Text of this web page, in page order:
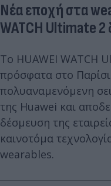
Νέα εποχή στα
WATCH Ultimate 2
To HUAWEI WATCH
πρόσφατα στο
πολυαναμενόμενη
της Huawei και
δέσμευση της
καινοτόμα
wearables.